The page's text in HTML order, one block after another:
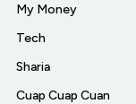
My Money
Tech
Sharia
Cuap Cuap Cuan